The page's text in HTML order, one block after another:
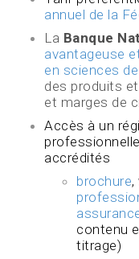
annuel de la
La Banque
avantageuse
en sciences
des produits
et marges de
Accès à un
accrédités
brochure,
contenu
titrage)